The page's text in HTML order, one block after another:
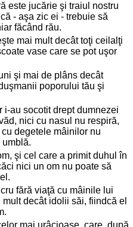
este jucărie şi traiul nostru
- aşa zic ei - trebuie să
făcând rău.
mai mult decât toţi ceilalţi
vase care se pot uşor
şi mai de plâns decât
poporului tău şi
au socotit drept dumnezei
nici cu nasul nu respiră,
degetele mâinilor nu
şi cel care a primit duhul în
nici un om nu poate să
fără viaţă cu mâinile lui
decât idolii săi, fiindcă el
mai urâcioase, care, după